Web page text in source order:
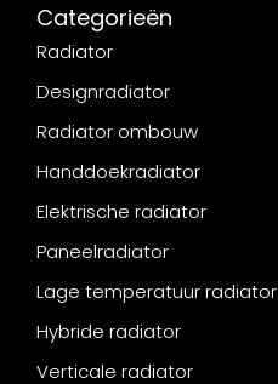
Categorieën
Radiator
Designradiator
Radiator ombouw
Handdoekradiator
Elektrische radiator
Paneelradiator
Lage temperatuur radiator
Hybride radiator
Verticale radiator